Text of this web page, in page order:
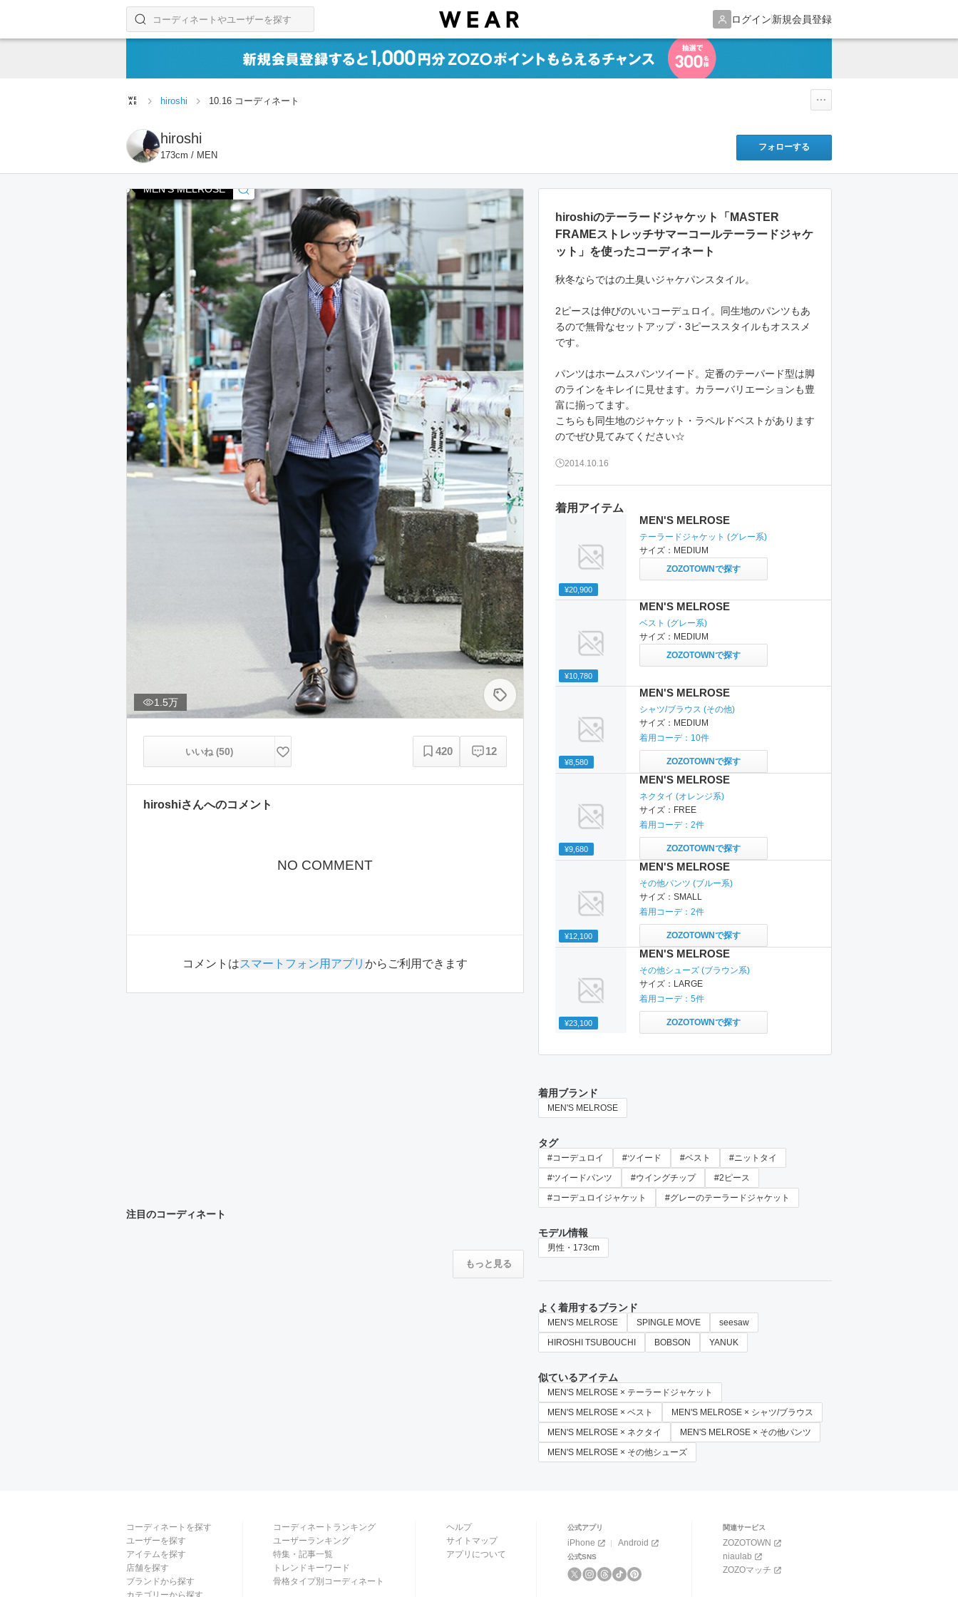
ログイン新規会員登録
コーディネートやユーザーを探す
検索する
hiroshi 10.16 コーディネート
hiroshi
173cm / MEN
フォローする
MEN'S MELROSE
MEN'S MELROSE
MEN'S MELROSE
MEN'S MELROSE
MEN'S MELROSE
MEN'S MELROSE
1.5万
いいね (50) 420 12
hiroshiさんへのコメント
NO COMMENT
コメントはスマートフォン用アプリ からご利用できます
着用アイテム
¥20,900
MEN'S MELROSE
テーラードジャケット (グレー系)
サイズ： MEDIUM
ZOZOTOWNで探す
¥10,780
MEN'S MELROSE
ベスト (グレー系)
サイズ： MEDIUM
ZOZOTOWNで探す
¥8,580
MEN'S MELROSE
シャツ/ブラウス (その他)
サイズ： MEDIUM
着用コーデ： 10件
ZOZOTOWNで探す
¥9,680
MEN'S MELROSE
ネクタイ (オレンジ系)
サイズ： FREE
着用コーデ： 2件
ZOZOTOWNで探す
¥12,100
MEN'S MELROSE
その他パンツ (ブルー系)
サイズ： SMALL
着用コーデ： 2件
ZOZOTOWNで探す
¥23,100
MEN'S MELROSE
その他シューズ (ブラウン系)
サイズ： LARGE
着用コーデ： 5件
ZOZOTOWNで探す
hiroshiのテーラードジャケット「MASTER
FRAMEストレッチサマーコールテーラードジャケ
ット」を使ったコーディネート
秋冬ならではの土臭いジャケパンスタイル。
2ピースは伸びのいいコーデュロイ。同生地のパンツもあ
るので無骨なセットアップ・3ピーススタイルもオススメ
です。
パンツはホームスパンツイード。定番のテーパード型は脚
のラインをキレイに見せます。カラーバリエーションも豊
富に揃ってます。
こちらも同生地のジャケット・ラペルドベストがあります
のでぜひ見てみてください☆
2014.10.16
着用ブランド
MEN'S MELROSE
タグ
#コーデュロイ #ツイード #ベスト
#ニットタイ
#ツイードパンツ
#ウイングチップ
#2ピース
#コーデュロイジャケット
#グレーのテーラードジャケット
モデル情報
男性・173cm
よく着用するブランド
MEN'S MELROSE SPINGLE MOVE
seesaw
HIROSHI TSUBOUCHI
BOBSON YANUK
似ているアイテム
MEN'S MELROSE × テーラードジャケット
MEN'S MELROSE × ベスト
MEN'S MELROSE × シャツ/ブラウス
MEN'S MELROSE × ネクタイ
MEN'S MELROSE × その他パンツ
MEN'S MELROSE × その他シューズ
注目のコーディネート
もっと見る
コーディネートを探す
ユーザーを探す
アイテムを探す
店舗を探す
ブランドから探す
カテゴリーから探す
コーディネートランキング
ユーザーランキング
特集・記事一覧
トレンドキーワード
骨格タイプ別コーディネート
ヘルプ
サイトマップ
アプリについて
公式アプリ
iPhone Android
公式SNS
関連サービス
ZOZOTOWN
niaulab
ZOZOマッチ